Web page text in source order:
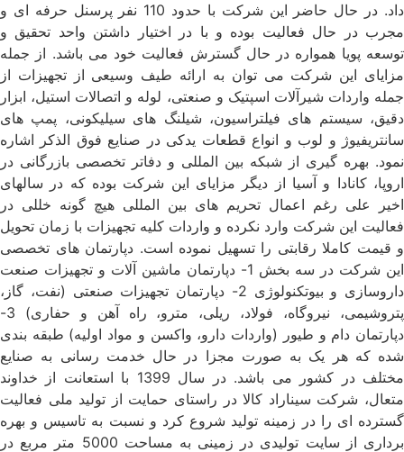
داد. در حال حاضر این شرکت با حدود 110 نفر پرسنل حرفه ای و
مجرب در حال فعالیت بوده و با در اختیار داشتن واحد تحقیق و
توسعه پویا همواره در حال گسترش فعالیت خود می باشد. از جمله
مزایای این شرکت می توان به ارائه طیف وسیعی از تجهیزات از
جمله واردات شیرآلات اسپتیک و صنعتی، لوله و اتصالات استیل، ابزار
دقیق، سیستم های فیلتراسیون، شیلنگ های سیلیکونی، پمپ های
سانتریفیوژ و لوب و انواع قطعات یدکی در صنایع فوق الذکر اشاره
نمود. بهره گیری از شبکه بین المللی و دفاتر تخصصی بازرگانی در
اروپا، کانادا و آسیا از دیگر مزایای این شرکت بوده که در سالهای
اخیر علی رغم اعمال تحریم های بین المللی هیچ گونه خللی در
فعالیت این شرکت وارد نکرده و واردات کلیه تجهیزات با زمان تحویل
و قیمت کاملا رقابتی را تسهیل نموده است. دپارتمان های تخصصی
این شرکت در سه بخش 1- دپارتمان ماشین آلات و تجهیزات صنعت
داروسازی و بیوتکنولوژی 2- دپارتمان تجهیزات صنعتی (نفت، گاز،
پتروشیمی، نیروگاه، فولاد، ریلی، مترو، راه آهن و حفاری) 3-
دپارتمان دام و طیور (واردات دارو، واکسن و مواد اولیه) طبقه بندی
شده که هر یک به صورت مجزا در حال خدمت رسانی به صنایع
مختلف در کشور می باشد. در سال 1399 با استعانت از خداوند
متعال، شرکت سیناراد کالا در راستای حمایت از تولید ملی فعالیت
گسترده ای را در زمینه تولید شروع کرد و نسبت به تاسیس و بهره
برداری از سایت تولیدی در زمینی به مساحت 5000 متر مربع در